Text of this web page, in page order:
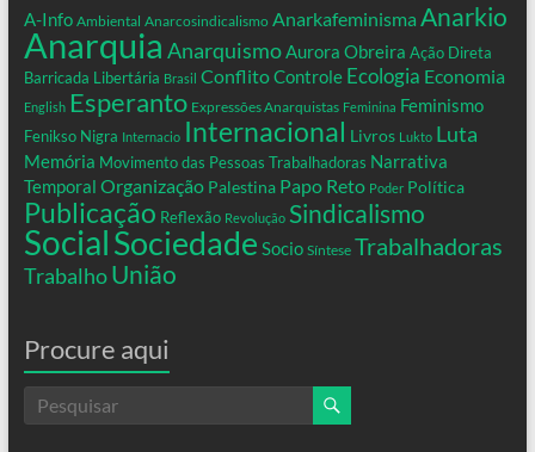
A-Info Ambiental Anarcosindicalismo Anarkafeminisma Anarkio
Anarquia AnarquismoAurora Obreira Ação Direta
Barricada Libertária Brasil ConflitoControle Ecologia Economia
English Esperanto Expressões Anarquistas Feminina Feminismo
Fenikso Nigra Internacio Internacional Livros Lukto Luta
Memória Movimento das Pessoas Trabalhadoras Narrativa
Temporal Organização Palestina Papo Reto Poder Política
Publicação Reflexão Revolução Sindicalismo
SocialSociedade Socio Síntese Trabalhadoras
Trabalho União
Procure aqui